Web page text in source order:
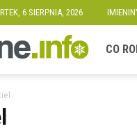
6 SIERPNIA, 2026
CO